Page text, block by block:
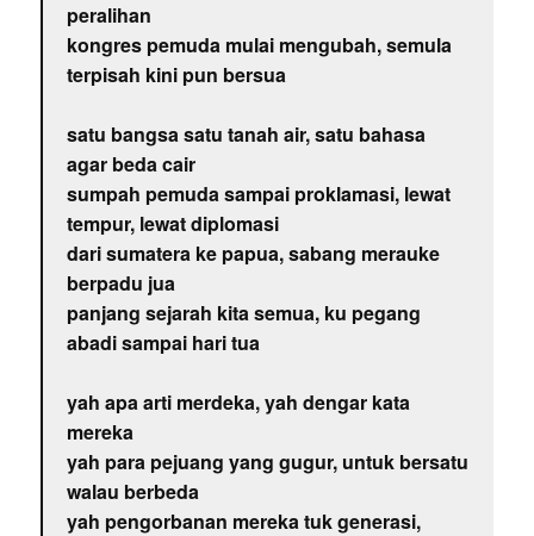
peralihan
kongres pemuda mulai mengubah, semula
terpisah kini pun bersua
satu bangsa satu tanah air, satu bahasa
agar beda cair
sumpah pemuda sampai proklamasi, lewat
tempur, lewat diplomasi
dari sumatera ke papua, sabang merauke
berpadu jua
panjang sejarah kita semua, ku pegang
abadi sampai hari tua
yah apa arti merdeka, yah dengar kata
mereka
yah para pejuang yang gugur, untuk bersatu
walau berbeda
yah pengorbanan mereka tuk generasi,